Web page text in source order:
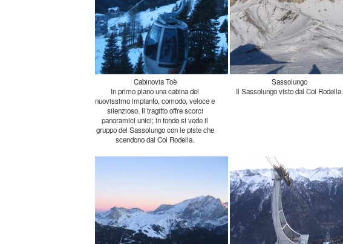
Cabinovia Toè
In primo piano una cabina del
nuovissimo impianto, comodo, veloce e
silenzioso. Il tragitto offre scorci
panoramici unici; in fondo si vede il
gruppo del Sassolungo con le piste che
scendono dal Col Rodella.
Sassolungo
Il Sassolungo visto dal Col Rodella.